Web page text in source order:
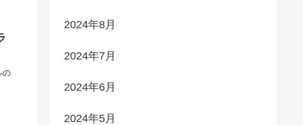
の
2024年8月
2024年7月
2024年6月
2024年5月